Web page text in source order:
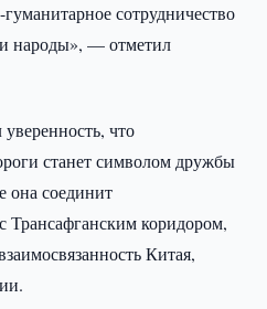
сотрудничество
народы», — отметил
что
станет символом дружбы
она соединит
коридором,
Китая,